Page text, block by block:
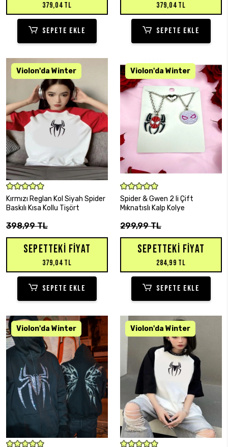
379,04 TL
SEPETE EKLE
379,04 TL
SEPETE EKLE
SEPETE EKLE
Kırmızı Reglan Kol Siyah Spider
Baskılı Kısa Kollu Tişört
398,99 TL
SEPETTEKI FIYAT
379,04 TL
SEPETE EKLE
SEPETE EKLE
Spider & Gwen 2 li Çift
Mıknatıslı Kalp Kolye
299,99 TL
SEPETTEKI FIYAT
284,99 TL
SEPETE EKLE